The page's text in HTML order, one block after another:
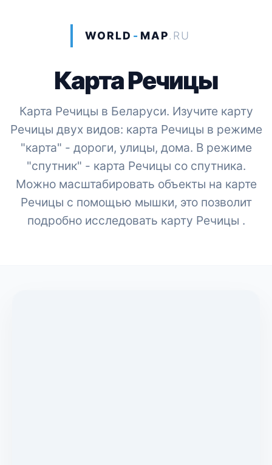
WORLD - MAP.RU
Карта Речицы
Карта Речицы в Беларуси. Изучите карту
Речицы двух видов: карта Речицы в режиме
"карта" - дороги, улицы, дома. В режиме
"спутник" - карта Речицы со спутника.
Можно масштабировать объекты на карте
Речицы с помощью мышки, это позволит
подробно исследовать карту Речицы .